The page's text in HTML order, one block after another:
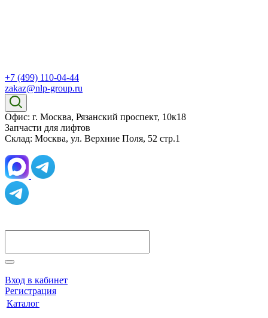
+7 (499) 110-04-44
zakaz@nlp-group.ru
Офис: г. Москва, Рязанский проспект, 10к18
Запчасти для лифтов
Склад: Москва, ул. Верхние Поля, 52 стр.1
Вход в кабинет
Регистрация
Каталог